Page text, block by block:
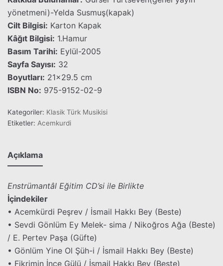
yönetmeni)-Yelda Susmuş(kapak)
Cilt Bilgisi: Karton Kapak
Kâğıt Bilgisi: 1.Hamur
Basım Tarihi: Eylül-2005
Sayfa Sayısı: 32
Boyutları: 21×29.5 cm
ISBN No: 975-9152-02-9
Kategoriler: Klasik Türk Musikisi
Etiketler: Acemkurdi
Açıklama
Enstrümantâl Eğitim CD’si ile Birlikte
İçindekiler
• Acemkürdi Peşrev / İsmail Hakkı Bey (Beste)
• Sevdi Gönlüm Ey Melek- sima / Nikoğros Ağa (Beste)
/ E. Pertev Paşa (Güfte)
• Gönlüm Yine Ol Şüh-i / İsmail Hakkı Bey (Beste)
• Fikrimin İnce Gülü / İsmail Hakkı Bey (Beste)